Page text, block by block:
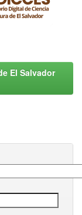
El Salvador